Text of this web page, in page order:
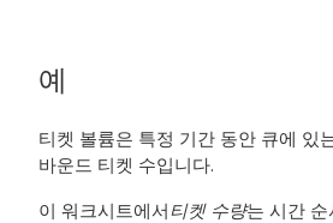
예
티켓 볼륨은 특정 기간 동안 큐에 있
바운드 티켓 수입니다.
이 워크시트에서티켓 수량는 시간